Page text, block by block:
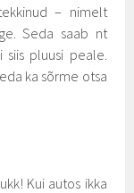
– nimelt
Seda saab nt
pluusi peale.
ka sõrme otsa
Kui autos ikka